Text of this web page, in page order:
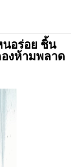
นอร่อย ชิ้น
งห้ามพลาด